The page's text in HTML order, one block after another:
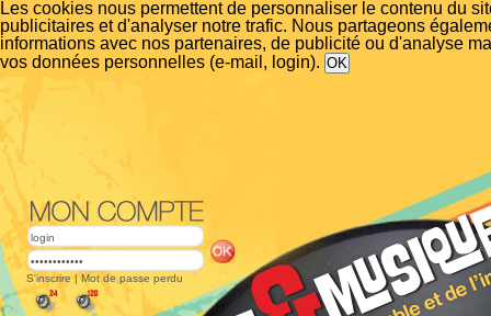
Les cookies nous permettent de personnaliser le contenu du
publicitaires et d'analyser notre trafic. Nous partageons
informations avec nos partenaires, de publicité ou d'analyse
vos données personnelles (e-mail, login).
S'inscrire | Mot de passe perdu